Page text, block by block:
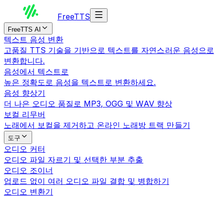
FreeTTS
FreeTTS AI
텍스트 음성 변환
고품질 TTS 기술을 기반으로 텍스트를 자연스러운 음성으로
변환합니다.
음성에서 텍스트로
높은 정확도로 음성을 텍스트로 변환하세요.
음성 향상기
더 나은 오디오 품질로 MP3, OGG 및 WAV 향상
보컬 리무버
노래에서 보컬을 제거하고 온라인 노래방 트랙 만들기
도구
오디오 커터
오디오 파일 자르기 및 선택한 부분 추출
오디오 조이너
업로드 없이 여러 오디오 파일 결합 및 병합하기
오디오 변환기